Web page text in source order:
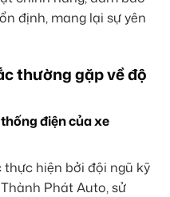
định, mang lại sự yên
thường gặp về độ
điện của xe
thực hiện bởi đội ngũ kỹ
Phát Auto, sử